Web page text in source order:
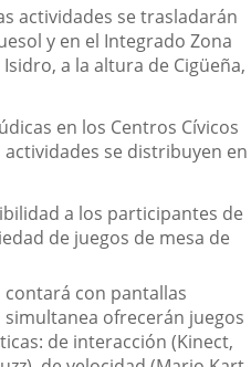
actividades se trasladarán
y en el Integrado Zona
a la altura de Cigüeña,
en los Centros Cívicos
actividades se distribuyen en
a los participantes de
de juegos de mesa de
contará con pantallas
ofrecerán juegos
de interacción (Kinect,